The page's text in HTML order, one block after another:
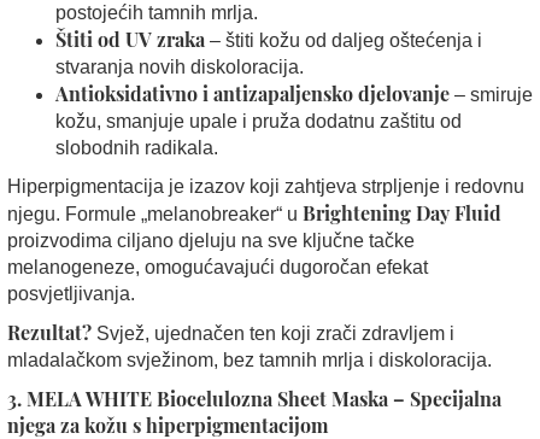
postojećih tamnih mrlja.
Štiti od UV zraka – štiti kožu od daljeg oštećenja i
stvaranja novih diskoloracija.
Antioksidativno i antizapaljensko djelovanje – smiruje
kožu, smanjuje upale i pruža dodatnu zaštitu od
slobodnih radikala.
Hiperpigmentacija je izazov koji zahtjeva strpljenje i redovnu
njegu. Formule „melanobreaker“ u Brightening Day Fluid
proizvodima ciljano djeluju na sve ključne tačke
melanogeneze, omogućavajući dugoročan efekat
posvjetljivanja.
Rezultat? Svjež, ujednačen ten koji zrači zdravljem i
mladalačkom svježinom, bez tamnih mrlja i diskoloracija.
3. MELA WHITE Biocelulozna Sheet Maska – Specijalna
njega za kožu s hiperpigmentacijom